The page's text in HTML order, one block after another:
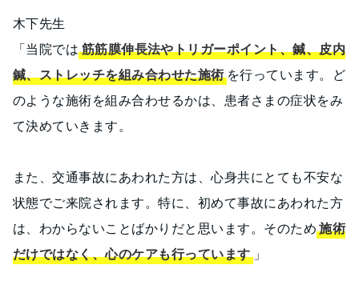
木下先生
「当院では筋筋膜伸長法やトリガーポイント、鍼、皮内
鍼、ストレッチを組み合わせた施術を行っています。ど
のような施術を組み合わせるかは、患者さまの症状をみ
て決めていきます。
また、交通事故にあわれた方は、心身共にとても不安な
状態でご来院されます。特に、初めて事故にあわれた方
は、わからないことばかりだと思います。そのため施術
だけではなく、心のケアも行っています」